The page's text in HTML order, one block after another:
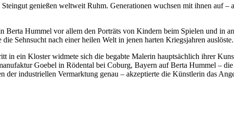
genießen weltweit Ruhm. Generationen wuchsen mit ihnen auf
Berta Hummel vor allem den Porträts von Kindern beim Spielen und in
Sehnsucht nach einer heilen Welt in jenen harten Kriegsjahren auslöste.
in ein Kloster widmete sich die begabte Malerin hauptsächlich ihrer
Goebel in Rödental bei Coburg, Bayern auf Berta Hummel –
der industriellen Vermarktung genau – akzeptierte die Künstlerin das